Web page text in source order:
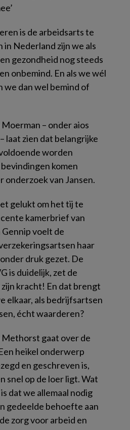
is de arbeidsarts te
in Nederland zijn we als
gezondheid nog steeds
onbemind. En als we wél
we dan wel bemind of
– onder aios
laat zien dat belangrijke
worden
komen
onderzoek van Jansen.
gelukt om het tij te
kamerbrief van
voelt de
haar
druk gezet. De
is duidelijk, zet de
kracht! En dat brengt
elkaar, als bedrijfsartsen
écht waarderen?
gaat over de
heikel onderwerp
en geschreven is,
snel op de loer ligt. Wat
dat we allemaal nodig
gedeelde behoefte aan
zorg voor arbeid en